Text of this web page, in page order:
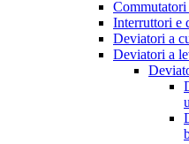
Interruttori e
Deviatori a
Deviatori a